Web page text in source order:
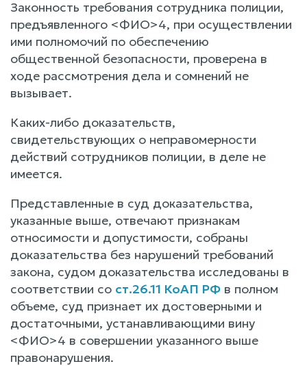
Законность требования сотрудника полиции,
предъявленного <ФИО>4, при осуществлении
ими полномочий по обеспечению
общественной безопасности, проверена в
ходе рассмотрения дела и сомнений не
вызывает.
Каких-либо доказательств,
свидетельствующих о неправомерности
действий сотрудников полиции, в деле не
имеется.
Представленные в суд доказательства,
указанные выше, отвечают признакам
относимости и допустимости, собраны
доказательства без нарушений требований
закона, судом доказательства исследованы в
соответствии со ст.26.11 КоАП РФ в полном
объеме, суд признает их достоверными и
достаточными, устанавливающими вину
<ФИО>4 в совершении указанного выше
правонарушения.